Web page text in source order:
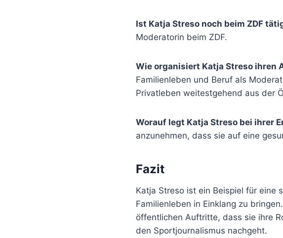
Ist Katja Streso noch beim ZDF
Moderatorin beim ZDF.
Wie organisiert Katja Streso ihren
Familienleben und Beruf als
Privatleben weitestgehend aus der
Worauf legt Katja Streso bei ihrer
anzunehmen, dass sie auf eine
Fazit
Katja Streso ist ein Beispiel für eine
Familienleben in Einklang zu
öffentlichen Auftritte, dass sie ihre
den Sportjournalismus nachgeht.